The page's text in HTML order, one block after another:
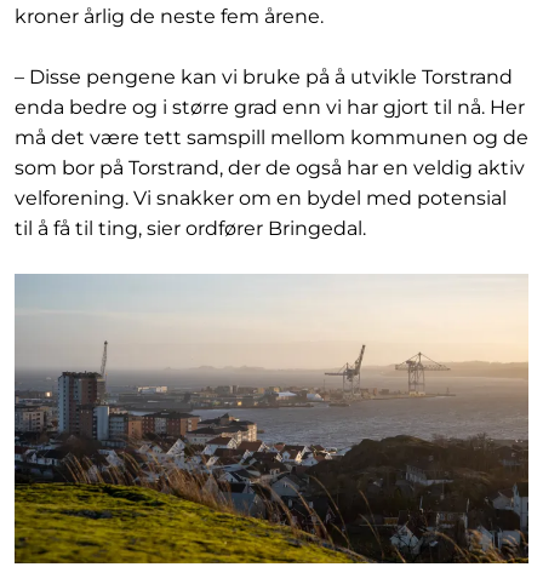
kroner årlig de neste fem årene.
– Disse pengene kan vi bruke på å utvikle Torstrand
enda bedre og i større grad enn vi har gjort til nå. Her
må det være tett samspill mellom kommunen og de
som bor på Torstrand, der de også har en veldig aktiv
velforening. Vi snakker om en bydel med potensial
til å få til ting, sier ordfører Bringedal.